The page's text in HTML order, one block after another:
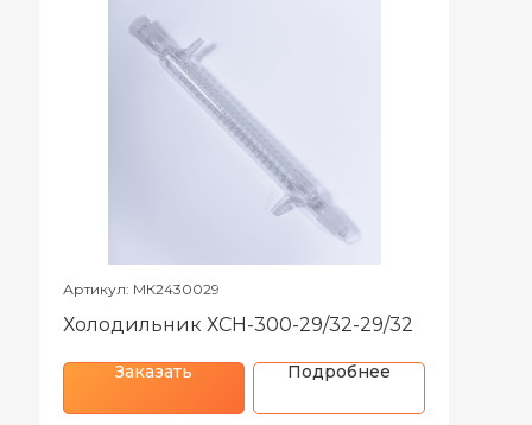
Артикул: МК2430029
Холодильник ХСН-300-29/32-29/32
Заказать Подробнее